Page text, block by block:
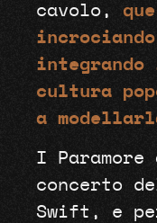
cavolo,
cultura
a
I
concerto
Swift, e